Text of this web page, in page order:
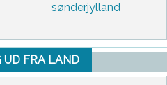
sønderjylland
UD FRA LAND